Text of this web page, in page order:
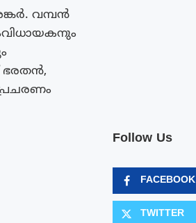
വമ്പൻ
Follow Us
FACEBOOK
TWITTER